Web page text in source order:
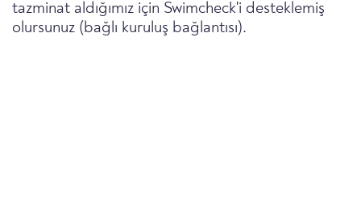
tazminat aldığımız için Swimcheck'i desteklemiş
olursunuz (bağlı kuruluş bağlantısı).